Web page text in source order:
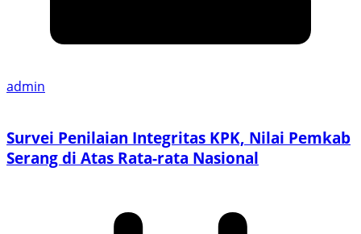
admin
Survei Penilaian Integritas KPK, Nilai Pemkab
Serang di Atas Rata-rata Nasional